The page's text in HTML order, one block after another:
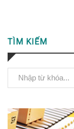
TÌM KIẾM